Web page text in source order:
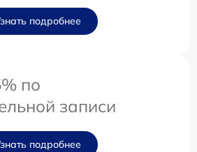
подробнее
по
записи
подробнее